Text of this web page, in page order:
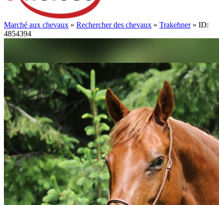
Marché aux chevaux » Rechercher des chevaux » Trakehner» ID:
4854394